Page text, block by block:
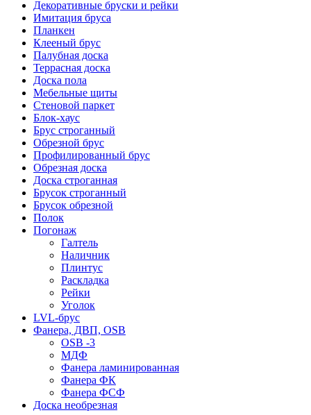
Декоративные бруски и рейки
Имитация бруса
Планкен
Клееный брус
Палубная доска
Террасная доска
Доска пола
Мебельные щиты
Стеновой паркет
Блок-хаус
Брус строганный
Обрезной брус
Профилированный брус
Обрезная доска
Доска строганная
Брусок строганный
Брусок обрезной
Полок
Погонаж
Галтель
Наличник
Плинтус
Раскладка
Рейки
Уголок
LVL-брус
Фанера, ДВП, OSB
OSB -3
МДФ
Фанера ламинированная
Фанера ФК
Фанера ФСФ
Доска необрезная